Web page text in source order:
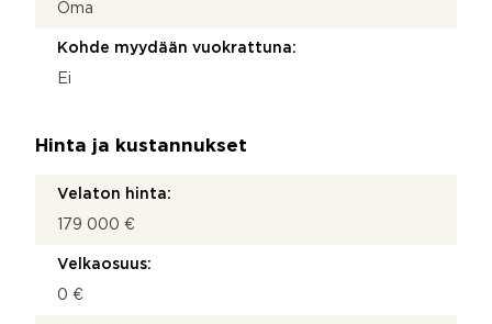
Oma
Kohde myydään vuokrattuna:
Ei
Hinta ja kustannukset
Velaton hinta:
179 000 €
Velkaosuus:
0 €